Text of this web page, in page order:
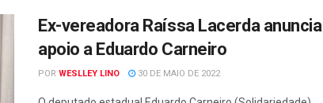
Ex-vereadora Raíssa Lacerda anuncia
apoio a Eduardo Carneiro
POR WESLLEY LINO 30 DE MAIO DE 2022